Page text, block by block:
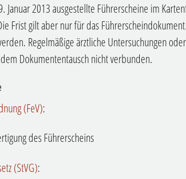
Januar 2013 ausgestellte Führerscheine im
Frist gilt aber nur für das
Regelmäßige ärztliche Untersuchungen
Dokumententausch nicht verbunden.
(FeV):
des Führerscheins
(StVG):